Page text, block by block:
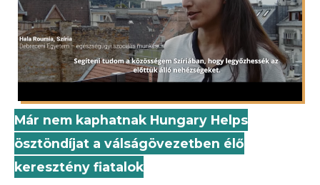
Már nem kaphatnak Hungary Helps
ösztöndíjat a válságövezetben élő
keresztény fiatalok